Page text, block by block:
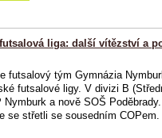
liga: další vítězství a
futsalový tým Gymnázia
futsalové ligy. V divizi B
Nymburk a nově SOŠ
se střetli se sousedním COPem.